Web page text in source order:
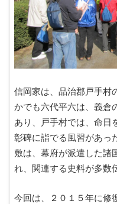
信岡家は、品治郡戸手村
かでも六代平六は、義倉
あり、戸手村では、命日
彰碑に詣でる風習があっ
敷は、幕府が派遣した諸
れ、関連する史料が多数
今回は、２０１５年に修